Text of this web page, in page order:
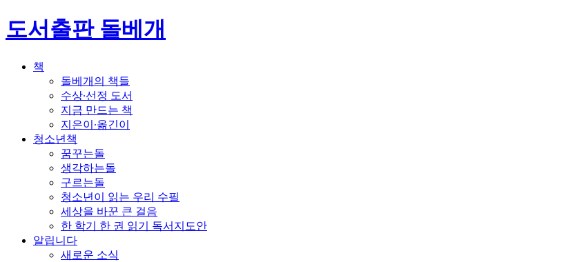
도서출판 돌베개
책
돌베개의 책들
수상∙선정 도서
지금 만드는 책
지은이∙옮긴이
청소년책
꿈꾸는돌
생각하는돌
구르는돌
청소년이 읽는 우리 수필
세상을 바꾼 큰 걸음
한 학기 한 권 읽기 독서지도안
알립니다
새로운 소식